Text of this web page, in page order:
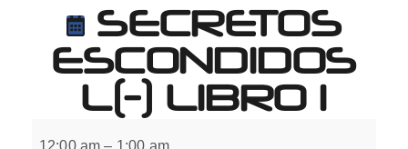
SECRETOS
ESCONDIDOS
L(-) LIBRO 1
escondidos
12:00 am – 1:00 am